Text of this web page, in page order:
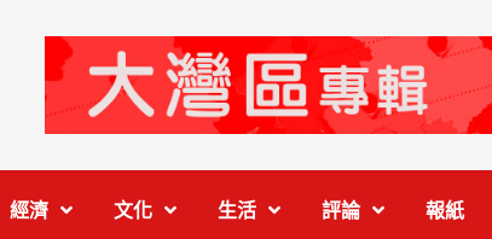
經濟 文化 生活 評論 報紙